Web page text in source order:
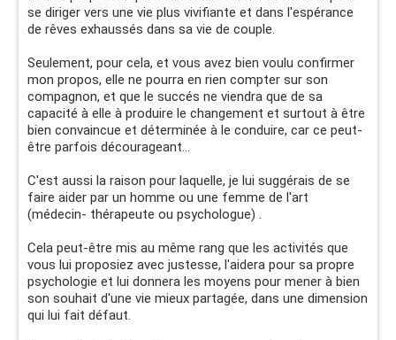
se diriger vers une vie plus vivifiante et dans l'espérance
de rêves exhaussés dans sa vie de couple.
Seulement, pour cela, et vous avez bien voulu confirmer
mon propos, elle ne pourra en rien compter sur son
compagnon, et que le succés ne viendra que de sa
capacité à elle à produire le changement et surtout à être
bien convaincue et déterminée à le conduire, car ce peut-
être parfois décourageant...
C'est aussi la raison pour laquelle, je lui suggérais de se
faire aider par un homme ou une femme de l'art
(médecin- thérapeute ou psychologue) .
Cela peut-être mis au même rang que les activités que
vous lui proposiez avec justesse, l'aidera pour sa propre
psychologie et lui donnera les moyens pour mener à bien
son souhait d'une vie mieux partagée, dans une dimension
qui lui fait défaut.